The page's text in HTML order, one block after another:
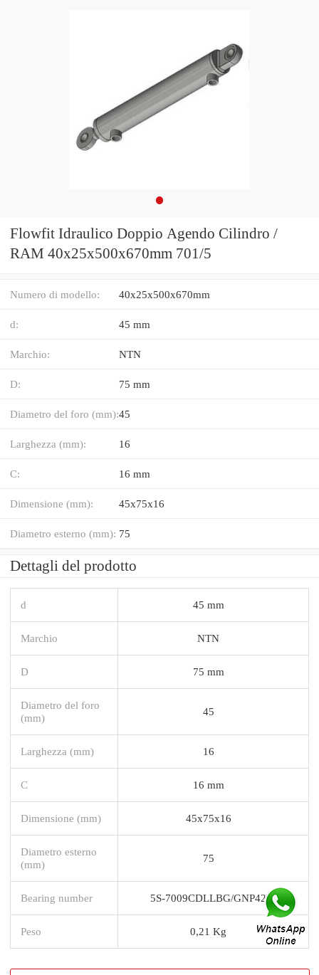
Flowfit Idraulico Doppio Agendo Cilindro /
RAM 40x25x500x670mm 701/5
Numero di modello: 40x25x500x670mm
d: 45 mm
Marchio: NTN
D: 75 mm
Diametro del foro (mm):45
Larghezza (mm): 16
C: 16 mm
Dimensione (mm): 45x75x16
Diametro esterno (mm): 75
Dettagli del prodotto
d 45 mm
Marchio NTN
D 75 mm
Diametro del foro
(mm)
45
Larghezza (mm) 16
C 16 mm
Dimensione (mm) 45x75x16
Diametro esterno
(mm)
75
Bearing number 5S-7009CDLLBG/GNP42
Peso 0,21 Kg